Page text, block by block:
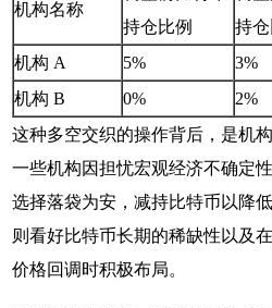
机构名称
持仓比例
持仓
机构 A
5% 3%
机构 B
0% 2%
这种多空交织的操作背后，是机
一些机构因担忧宏观经济不确定
选择落袋为安，减持比特币以降
则看好比特币长期的稀缺性以及
价格回调时积极布局。